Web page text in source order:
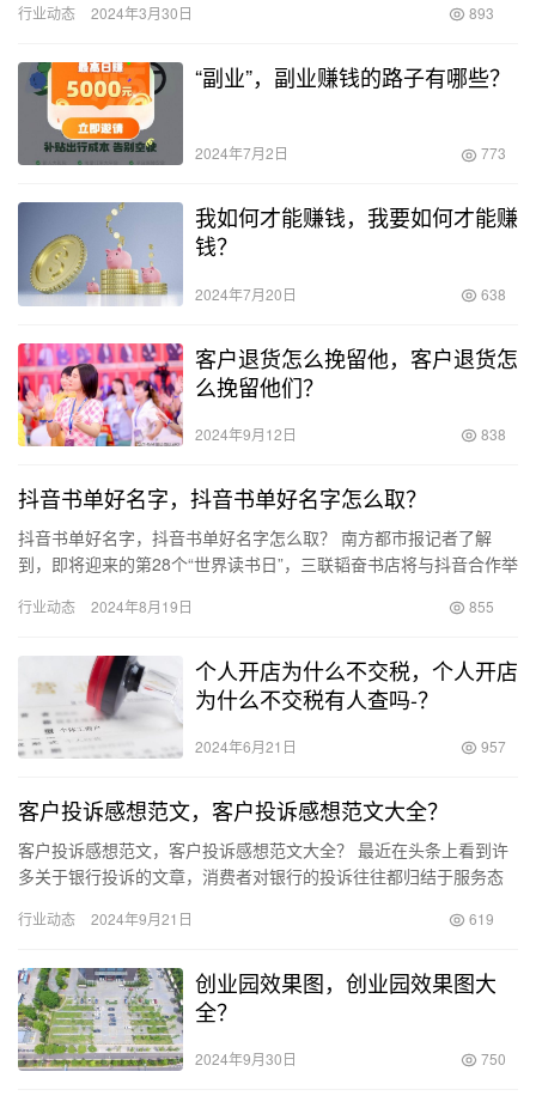
行业动态 2024年3月30日 893
“副业”，副业赚钱的路子有哪些？
2024年7月2日 773
我如何才能赚钱，我要如何才能赚
钱？
2024年7月20日 638
客户退货怎么挽留他，客户退货怎
么挽留他们？
2024年9月12日 838
抖音书单好名字，抖音书单好名字怎么取？
抖音书单好名字，抖音书单好名字怎么取？ 南方都市报记者了解
到，即将迎来的第28个“世界读书日”，三联韬奋书店将与抖音合作举
行业动态 2024年8月19日 855
个人开店为什么不交税，个人开店
为什么不交税有人查吗-？
2024年6月21日 957
客户投诉感想范文，客户投诉感想范文大全？
客户投诉感想范文，客户投诉感想范文大全？ 最近在头条上看到许
多关于银行投诉的文章，消费者对银行的投诉往往都归结于服务态
工…
行业动态 2024年9月21日 619
创业园效果图，创业园效果图大
全？
2024年9月30日 750